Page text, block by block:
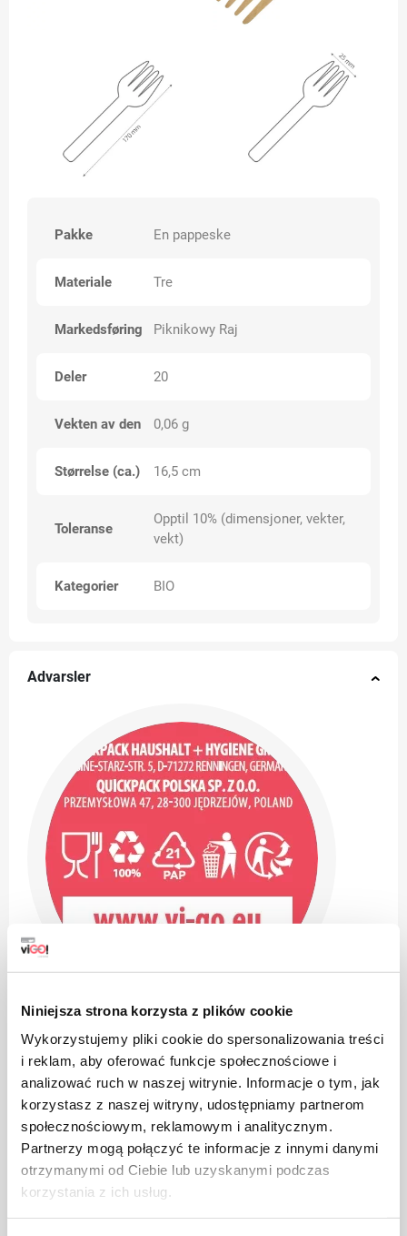
Niniejsza strona korzysta z plików cookie
Wykorzystujemy pliki cookie do spersonalizowania treści
i reklam, aby oferować funkcje społecznościowe i
analizować ruch w naszej witrynie. Informacje o tym, jak
korzystasz z naszej witryny, udostępniamy partnerom
społecznościowym, reklamowym i analitycznym.
Partnerzy mogą połączyć te informacje z innymi danymi
otrzymanymi od Ciebie lub uzyskanymi podczas
korzystania z ich usług.
Pakke En pappeske
Materiale Tre
Markedsføring Piknikowy Raj
Deler 20
Vekten av den 0,06 g
Størrelse (ca.) 16,5 cm
Toleranse
Opptil 10% (dimensjoner, vekter,
vekt)
Kategorier BIO
Advarsler
Produktet er beregnet på kontakt med mat, det påvirker
ikke smaken og lukten av parabolen